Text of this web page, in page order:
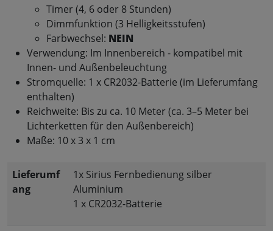
Timer (4, 6 oder 8 Stunden)
Dimmfunktion (3 Helligkeitsstufen)
Farbwechsel: NEIN
Verwendung: Im Innenbereich - kompatibel mit
Innen- und Außenbeleuchtung
Stromquelle: 1 x CR2032-Batterie (im Lieferumfang
enthalten)
Reichweite: Bis zu ca. 10 Meter (ca. 3–5 Meter bei
Lichterketten für den Außenbereich)
Maße: 10 x 3 x 1 cm
Lieferumf
ang
1x Sirius Fernbedienung silber
Aluminium
1 x CR2032-Batterie